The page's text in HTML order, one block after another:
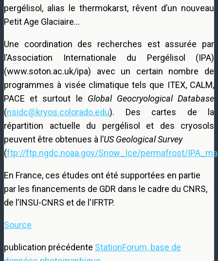
pergélisol, alias le thermokarst, rêvent d’un nouveau
Petit Age Glaciaire…
Une coordination des recherches est assurée par
l’Association Internationale du Pergélisol (IPA)
(www.soton.ac.uk/ipa) avec un certain nombre de
programmes à visée climatique tels que ITEX, CALM,
PACE et surtout le Global Geocryological Database
(nsidc@kryos.colorado.edu). Des cartes de la
répartition actuelle du pergélisol et des cryosols
peuvent être obtenues à l’US Geological Survey
(ftp://ftp.ngdc.noaa.gov/Snow_Ice/permafrost/
En France, ces études ont été supportées en partie
par les financements de GDR dans le cadre du CNRS,
de l’INSU-CNRS et de l'IFRTP.
Source
publication précédente StationForum, base de